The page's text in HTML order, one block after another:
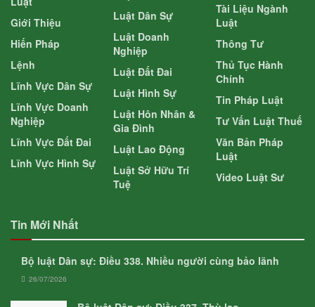
Giới Thiệu
Hiến Pháp
Lệnh
Lĩnh Vực Dân Sự
Lĩnh Vực Doanh
Nghiệp
Lĩnh Vực Đất Đai
Lĩnh Vực Hình Sự
Luật Dân Sự
Luật Doanh
Nghiệp
Luật Đất Đai
Luật Hình Sự
Luật Hôn Nhân &
Gia Đình
Luật Lao Động
Luật Sở Hữu Trí
Tuệ
Tài Liệu Ngành
Luật
Thông Tư
Thủ Tục Hành
Chính
Tin Pháp Luật
Tư Vấn Luật Thuế
Văn Bản Pháp
Luật
Video Luật Sư
Tin Mới Nhất
Bộ luật Dân sự: Điều 338. Nhiều người cùng bảo lãnh
26/07/2026